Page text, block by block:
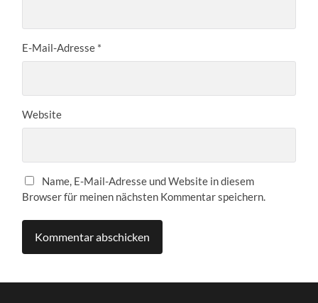
E-Mail-Adresse *
Website
Name, E-Mail-Adresse und Website in diesem
Browser für meinen nächsten Kommentar speichern.